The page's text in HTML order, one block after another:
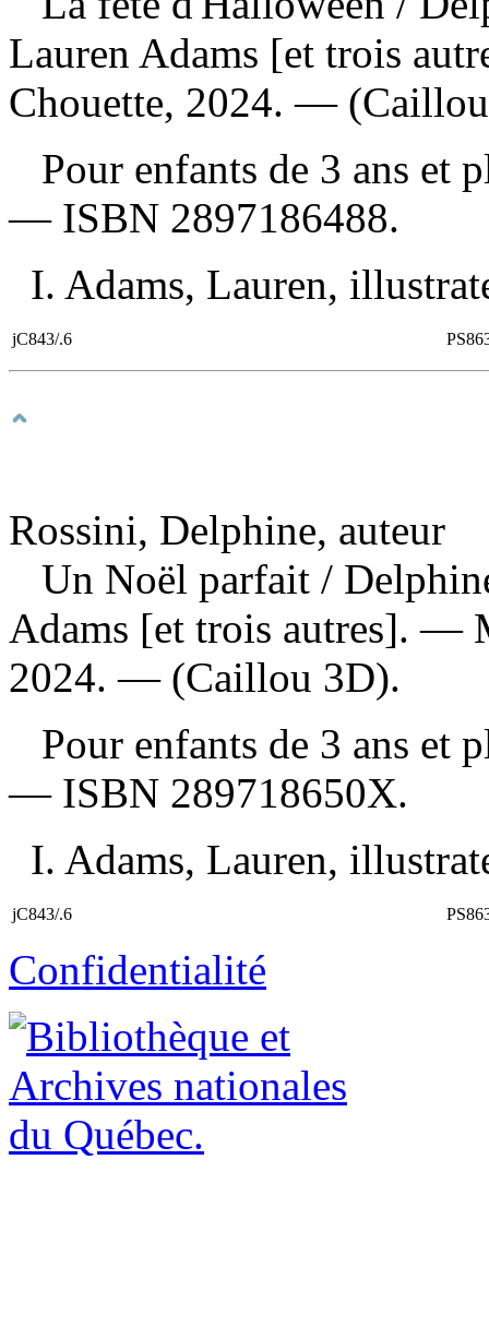
Lauren Adams [et trois
Chouette, 2024. —
Pour enfants de 3 ans et
— ISBN 2897186488.
I. Adams, Lauren,
jC843/.6
Rossini, Delphine, auteur
Un Noël parfait /
Adams [et trois autres]. —
2024. — (Caillou 3D).
Pour enfants de 3 ans et
— ISBN 289718650X.
I. Adams, Lauren,
jC843/.6
Confidentialité